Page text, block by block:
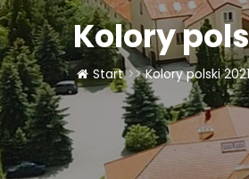
Kolory
Start >> Kolory polski 2021